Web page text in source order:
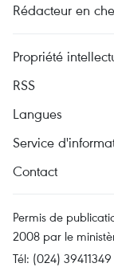
Rédacteur en
Propriété
RSS
Langues
Service
Contact
Permis de
2008 par le
Tél: (024)